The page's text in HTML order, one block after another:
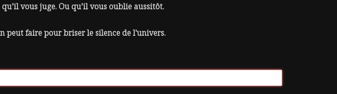
vous juge. Ou qu’il vous oublie aussitôt.
peut faire pour briser le silence de l'univers.